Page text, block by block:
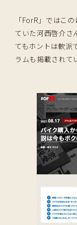
「ForR」ではこ
ていた河西啓介
てもホントは軟派
ラムも掲載されて